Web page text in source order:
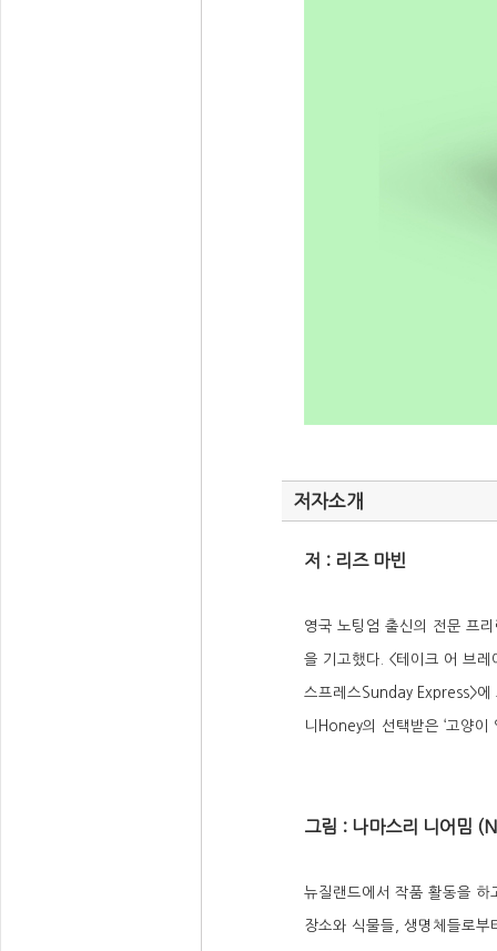
저자소개
저 : 리즈 마빈
영국 노팅엄 출신의 전문 프
을 기고했다. <테이크 어 브
스프레스Sunday Express>
니Honey의 선택받은 ‘고양이
그림 : 나마스리 니어밈
뉴질랜드에서 작품 활동을 하
장소와 식물들, 생명체들로